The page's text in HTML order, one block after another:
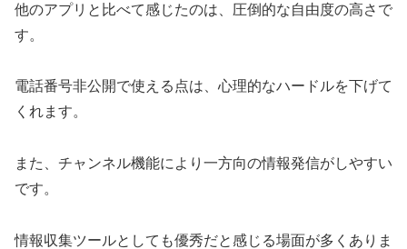
他のアプリと比べて感じたのは、圧倒的な自由度の高さで
す。
電話番号非公開で使える点は、心理的なハードルを下げて
くれます。
また、チャンネル機能により一方向の情報発信がしやすい
です。
情報収集ツールとしても優秀だと感じる場面が多くありま